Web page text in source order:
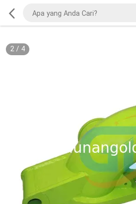
2/ 4